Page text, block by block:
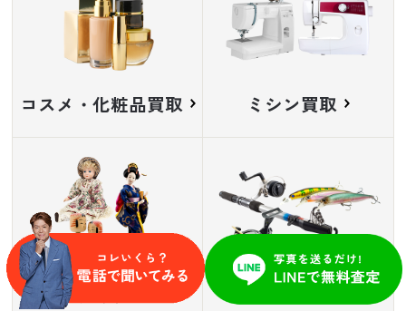
コスメ・化粧品買取 ミシン買取
人形買取 釣り具買取